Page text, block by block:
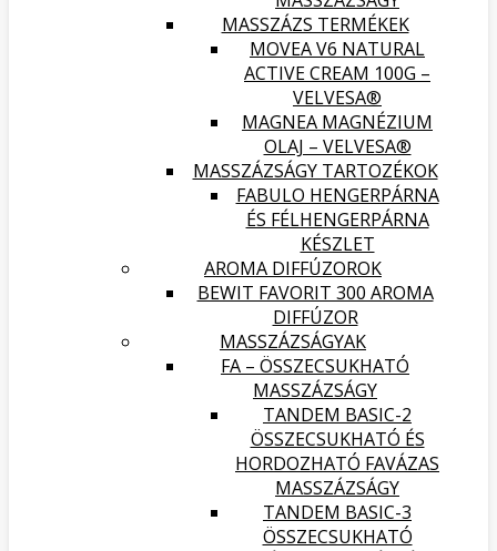
MASSZÁZS TERMÉKEK
MOVEA V6 NATURAL
ACTIVE CREAM 100G –
VELVESA®
MAGNEA MAGNÉZIUM
OLAJ – VELVESA®
MASSZÁZSÁGY TARTOZÉKOK
FABULO HENGERPÁRNA
ÉS FÉLHENGERPÁRNA
KÉSZLET
AROMA DIFFÚZOROK
BEWIT FAVORIT 300 AROMA
DIFFÚZOR
MASSZÁZSÁGYAK
FA – ÖSSZECSUKHATÓ
MASSZÁZSÁGY
TANDEM BASIC-2
ÖSSZECSUKHATÓ ÉS
HORDOZHATÓ FAVÁZAS
MASSZÁZSÁGY
TANDEM BASIC-3
ÖSSZECSUKHATÓ